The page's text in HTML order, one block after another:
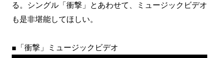
る。シングル「衝撃」とあわせて、ミュージックビデオ
も是非堪能してほしい。
■「衝撃」ミュージックビデオ